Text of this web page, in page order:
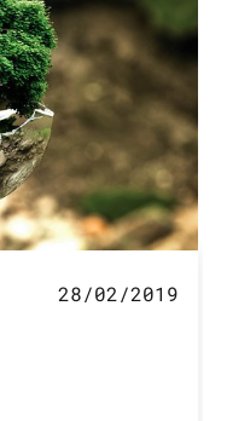
28/02/2019